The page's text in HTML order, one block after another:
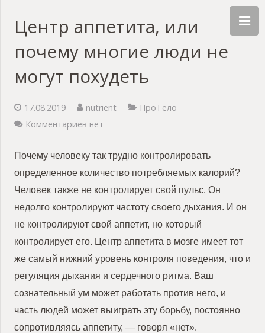
Центр аппетита, или
почему многие люди не
могут похудеть
17.08.2019 nutrient
ПроТело
Комментариев нет
Почему человеку так трудно контролировать
определенное количество потребляемых калорий?
Человек также не контролирует свой пульс. Он
недолго контролируют частоту своего дыхания. И он
не контролируют свой аппетит, но который
контролирует его. Центр аппетита в мозге имеет тот
же самый нижний уровень контроля поведения, что и
регуляция дыхания и сердечного ритма. Ваш
сознательный ум может работать против него, и
часть людей может выиграть эту борьбу, постоянно
сопротивляясь аппетиту, — говоря «нет».